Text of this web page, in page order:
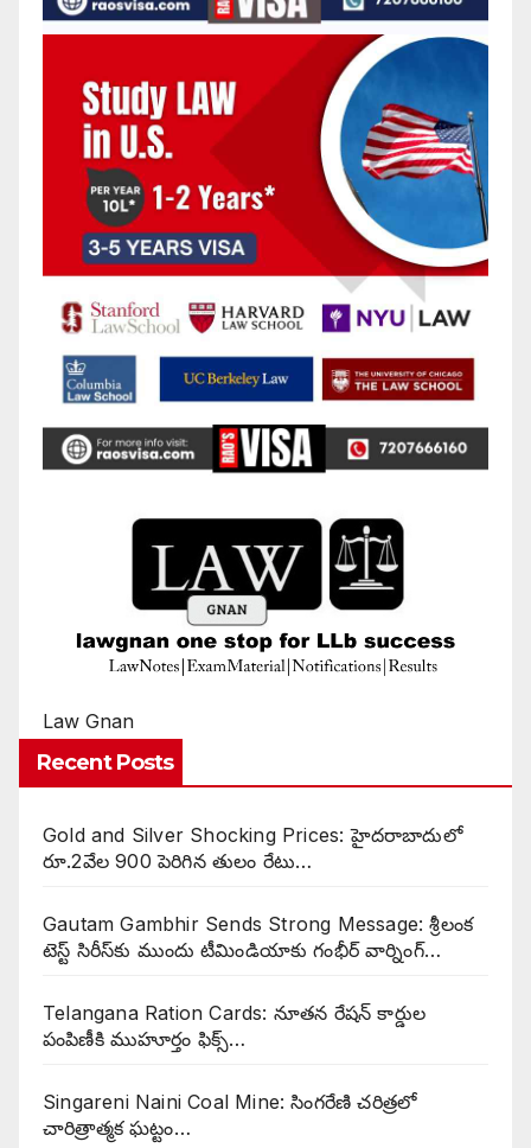
Law Gnan
Recent Posts
Gold and Silver Shocking Prices: హైదరాబాదులో
రూ.2వేల 900 పెరిగిన తులం రేటు…
Gautam Gambhir Sends Strong Message: శ్రీలంక
టెస్ట్ సిరీస్‌కు ముందు టీమిండియాకు గంభీర్ వార్నింగ్…
Telangana Ration Cards: నూతన రేషన్ కార్డుల
పంపిణీకి ముహూర్తం ఫిక్స్‌…
Singareni Naini Coal Mine: సింగరేణి చరిత్రలో
చారిత్రాత్మక ఘట్టం…